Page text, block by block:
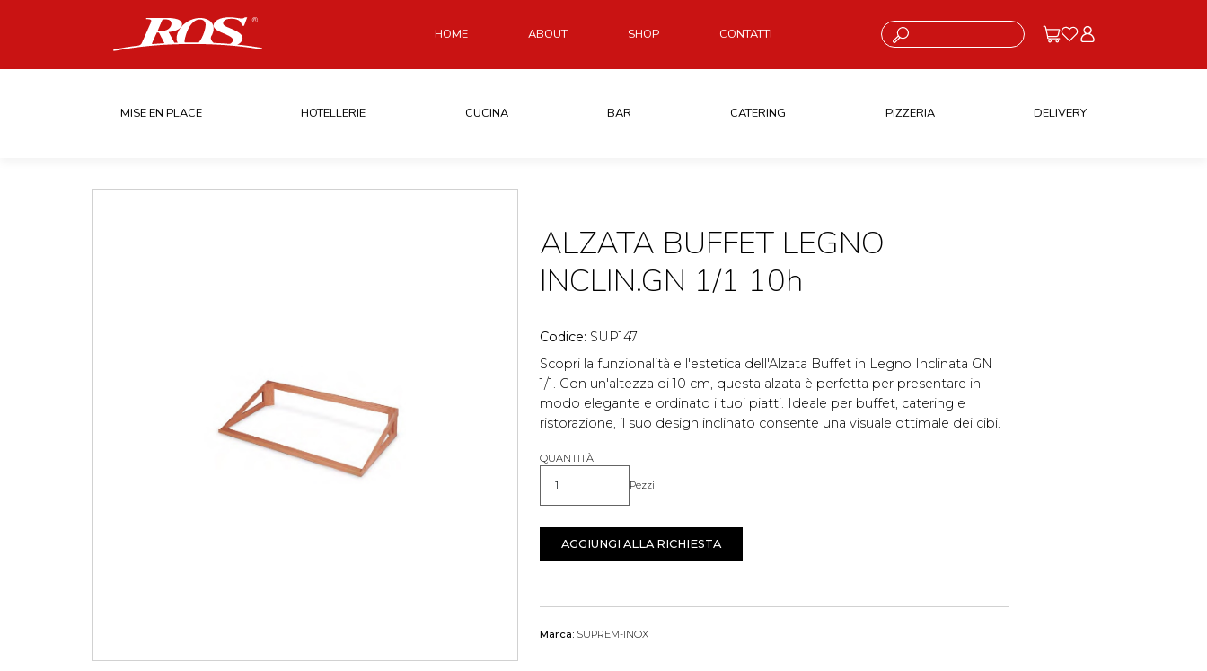
HOME ABOUT SHOP CONTATTI Cosa stai cercando?
MISE EN PLACE HOTELLERIE CUCINA BAR CATERING PIZZERIA DELIVERY
ALZATA BUFFET LEGNO
INCLIN.GN 1/1 10h
Codice: SUP147
Scopri la funzionalità e l'estetica dell'Alzata Buffet in Legno Inclinata GN
1/1. Con un'altezza di 10 cm, questa alzata è perfetta per presentare in
modo elegante e ordinato i tuoi piatti. Ideale per buffet, catering e
ristorazione, il suo design inclinato consente una visuale ottimale dei cibi.
QUANTITÀ
Quantità Pezzi
AGGIUNGI ALLA RICHIESTA
Marca: SUPREM-INOX